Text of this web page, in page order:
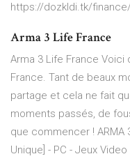
https://dozkldi.tk/
Arma 3 Life France
Arma 3 Life France Voici
France. Tant de beaux
partage et cela ne fait
moments passés, de
que commencer ! ARMA
Unique] - PC - Jeux